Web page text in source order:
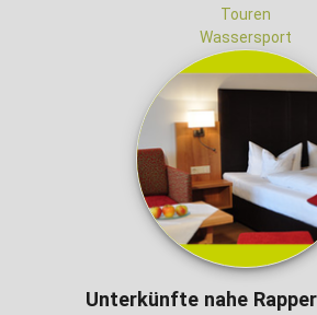
Touren
Wassersport
Unterkünfte nahe